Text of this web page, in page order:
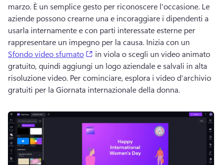
marzo. È un semplice gesto per riconoscere l'occasione. Le
aziende possono crearne una e incoraggiare i dipendenti a
usarla internamente e con parti interessate esterne per
rappresentare un impegno per la causa. Inizia con un
Sfondo video sfumato
(opens in a new tab)
in viola o scegli un video animato
gratuito, quindi aggiungi un logo aziendale e salvali in alta
risoluzione video. Per cominciare, esplora i video d’archivio
gratuiti per la Giornata internazionale della donna.